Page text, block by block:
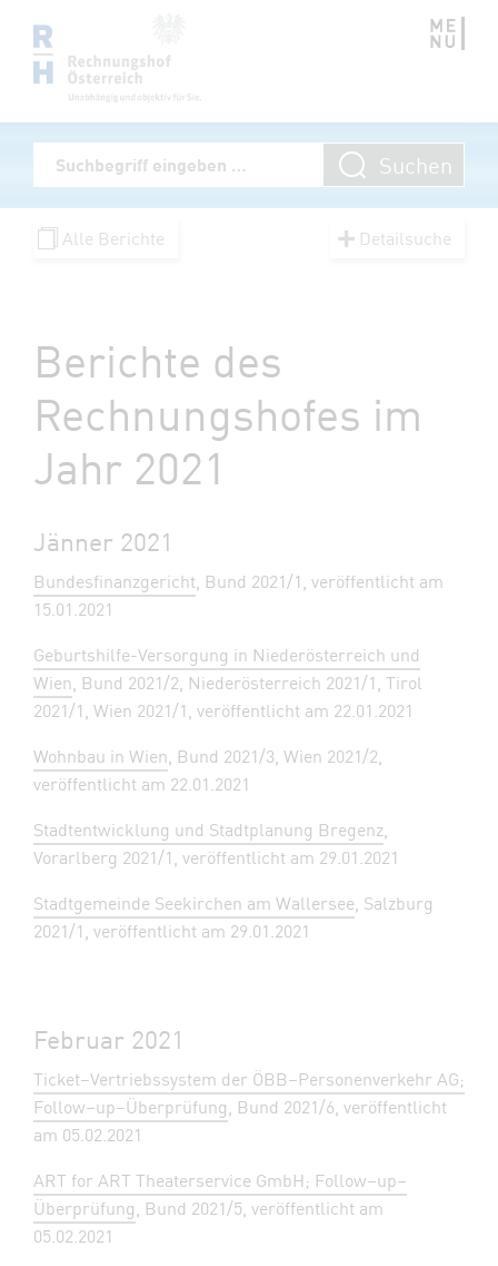
Zum Inhalt springen
Volltextsuche
Suchbegriff eingeben
Suchen
Alle Berichte Detailsuche
Berichte des
Rechnungshofes im
Jahr 2021
Jänner 2021
Bundesfinanzgericht, Bund 2021/1, veröffentlicht am
15.01.2021
Geburtshilfe-Versorgung in Niederösterreich und
Wien, Bund 2021/2, Niederösterreich 2021/1, Tirol
2021/1, Wien 2021/1, veröffentlicht am 22.01.2021
Wohnbau in Wien, Bund 2021/3, Wien 2021/2,
veröffentlicht am 22.01.2021
Stadtentwicklung und Stadtplanung Bregenz,
Vorarlberg 2021/1, veröffentlicht am 29.01.2021
Stadtgemeinde Seekirchen am Wallersee, Salzburg
2021/1, veröffentlicht am 29.01.2021
Februar 2021
Ticket–Vertriebssystem der ÖBB–Personenverkehr AG;
Follow–up–Überprüfung, Bund 2021/6, veröffentlicht
am 05.02.2021
ART for ART Theaterservice GmbH; Follow–up–
Überprüfung, Bund 2021/5, veröffentlicht am
05.02.2021